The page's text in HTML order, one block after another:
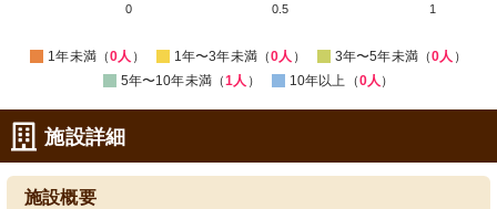
0 0.5 1
1年未満（0人 ） 1年〜3年未満（0人 ） 3年〜5年未満（0人 ）
5年〜10年未満（1人 ） 10年以上（0人 ）
施設詳細
施設概要